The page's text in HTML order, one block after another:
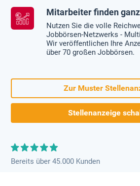
Mitarbeiter finden
Nutzen Sie die volle
Jobbörsen-Netzwerks -
Wir veröffentlichen Ihre
über 70 großen Jobbörsen.
Zur Muster
Stellenanzeige
Bereits über 45.000 Kunden